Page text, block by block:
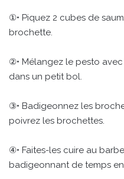
①• Piquez 2 cubes de
brochette.
②• Mélangez le pesto avec
dans un petit bol.
③• Badigeonnez les
poivrez les brochettes.
④• Faites-les cuire au
badigeonnant de temps